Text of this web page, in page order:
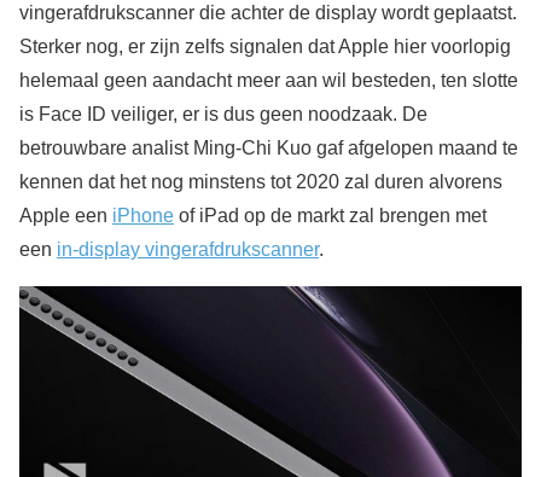
vingerafdrukscanner die achter de display wordt geplaatst.
Sterker nog, er zijn zelfs signalen dat Apple hier voorlopig
helemaal geen aandacht meer aan wil besteden, ten slotte
is Face ID veiliger, er is dus geen noodzaak. De
betrouwbare analist Ming-Chi Kuo gaf afgelopen maand te
kennen dat het nog minstens tot 2020 zal duren alvorens
Apple een iPhone of iPad op de markt zal brengen met
een in-display vingerafdrukscanner.